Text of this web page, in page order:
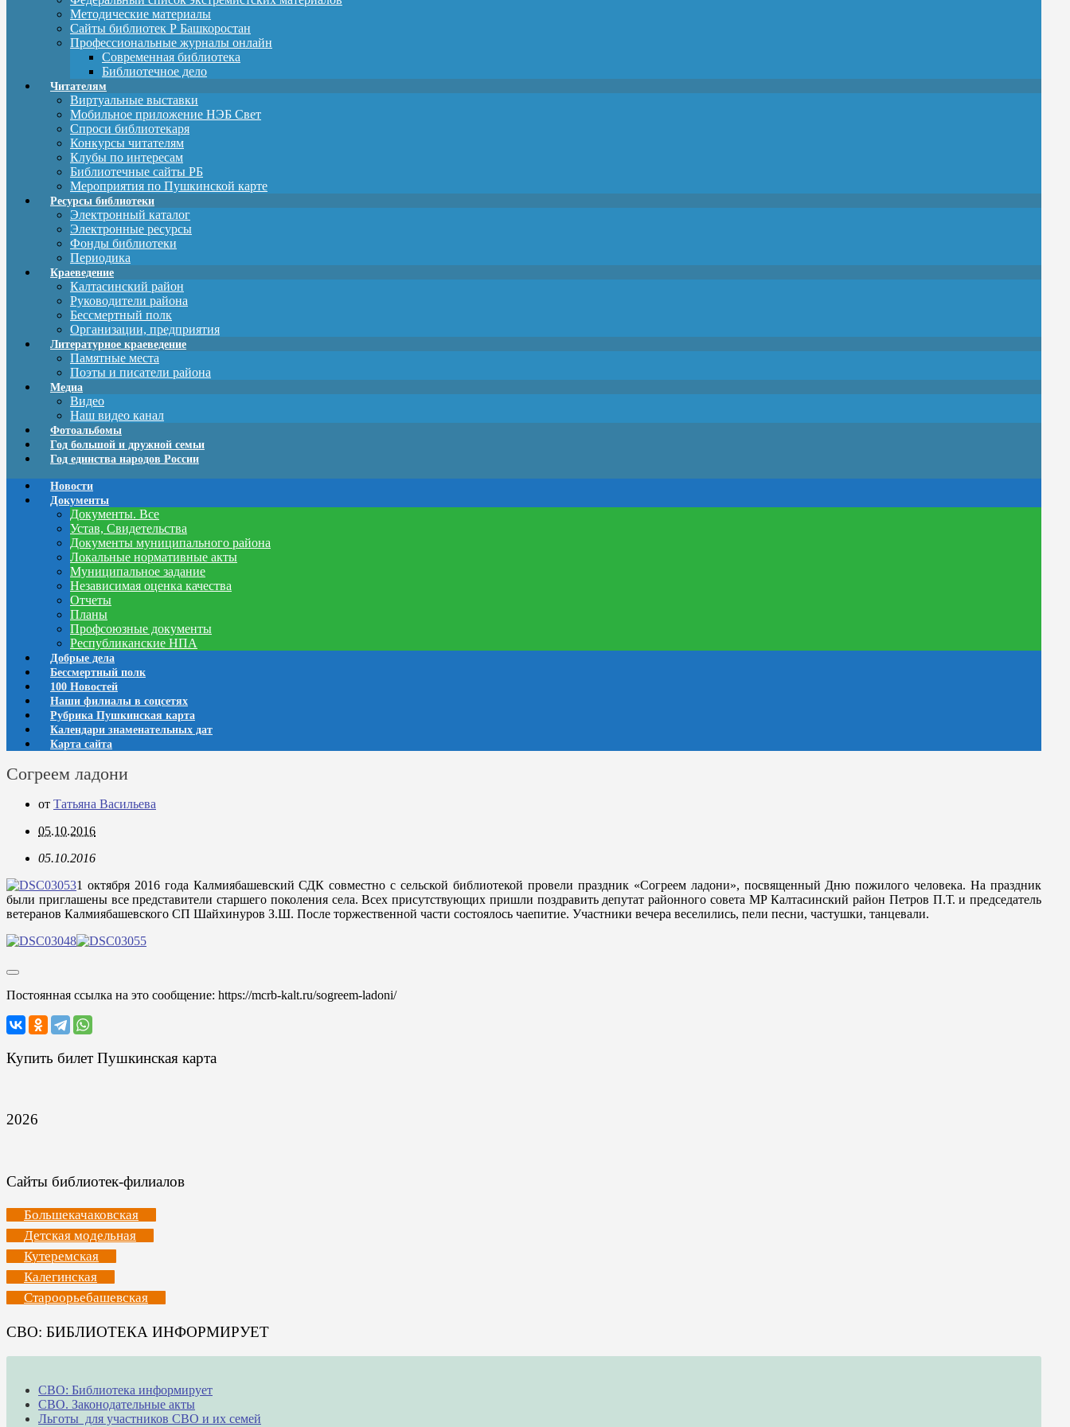
Методические материалы
Сайты библиотек Р Башкоростан
Профессиональные журналы онлайн
Современная библиотека
Библиотечное дело
Читателям
Виртуальные выставки
Мобильное приложение НЭБ Свет
Спроси библиотекаря
Конкурсы читателям
Клубы по интересам
Библиотечные сайты РБ
Мероприятия по Пушкинской карте
Ресурсы библиотеки
Электронный каталог
Электронные ресурсы
Фонды библиотеки
Периодика
Краеведение
Калтасинский район
Руководители района
Бессмертный полк
Организации, предприятия
Литературное краеведение
Памятные места
Поэты и писатели района
Медиа
Видео
Наш видео канал
Фотоальбомы
Год большой и дружной семьи
Год единства народов России
Новости
Документы
Документы. Все
Устав, Свидетельства
Документы муниципального района
Локальные нормативные акты
Муниципальное задание
Независимая оценка качества
Отчеты
Планы
Профсоюзные документы
Республиканские НПА
Добрые дела
Бессмертный полк
100 Новостей
Наши филиалы в соцсетях
Рубрика Пушкинская карта
Календари знаменательных дат
Карта сайта
Согреем ладони
от Татьяна Васильева
05.10.2016
05.10.2016
1 октября 2016 года Калмиябашевский СДК совместно с сельской библиотекой провели праздник «Согреем ладони», посвященный Дню пожилого человека. На праздник
были приглашены все представители старшего поколения села. Всех присутствующих пришли поздравить депутат районного совета МР Калтасинский район Петров П.Т. и председатель
ветеранов Калмиябашевского СП Шайхинуров З.Ш. После торжественной части состоялось чаепитие. Участники вечера веселились, пели песни, частушки, танцевали.
Постоянная ссылка на это сообщение: https://mcrb-kalt.ru/sogreem-ladoni/
Купить билет Пушкинская карта
2026
Сайты библиотек-филиалов
Большекачаковская
Детская модельная
Кутеремская
Калегинская
Староорьебашевская
СВО: БИБЛИОТЕКА ИНФОРМИРУЕТ
СВО: Библиотека информирует
СВО. Законодательные акты
Льготы для участников СВО и их семей